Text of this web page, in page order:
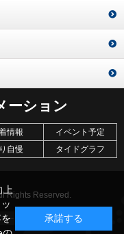
ーション
情報
イベント予定
自慢
タイドグラフ
Rights Reserved.
上
承諾する